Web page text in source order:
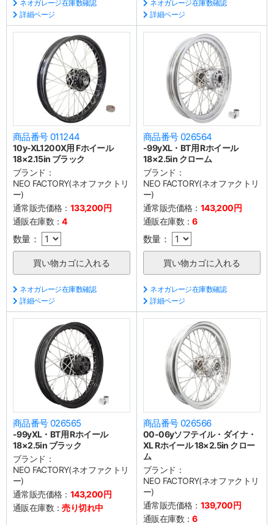
ネオガレージ在庫数確認
詳細ページ
ネオガレージ在庫数確認
詳細ページ
商品番号 011244
10y-XL1200X用 Fホイール
18×2.15in ブラック
ブランド：
NEO FACTORY(ネオファクトリ
ー)
通常販売価格： 133,200円
通販在庫数：4
数量：
ネオガレージ在庫数確認
詳細ページ
商品番号 026564
-99yXL・BT用 Rホイール
18×2.5in クローム
ブランド：
NEO FACTORY(ネオファクトリ
ー)
通常販売価格： 143,200円
通販在庫数：6
数量：
ネオガレージ在庫数確認
詳細ページ
商品番号 026565
-99yXL・BT用 Rホイール
18×2.5in ブラック
ブランド：
NEO FACTORY(ネオファクトリ
ー)
通常販売価格： 143,200円
通販在庫数：売り切れ中
商品番号 026566
00-06yソフテイル・ダイナ・
XL Rホイール 18×2.5in クロー
ム
ブランド：
NEO FACTORY(ネオファクトリ
ー)
通常販売価格： 139,700円
通販在庫数：6